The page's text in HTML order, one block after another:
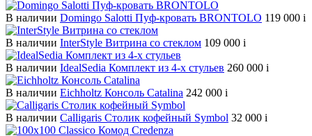
В наличии Domingo Salotti Пуф-кровать BRONTOLO 119 000 i
В наличии InterStyle Витрина со стеклом 109 000 i
В наличии IdealSedia Комплект из 4-х стульев 260 000 i
В наличии Eichholtz Консоль Catalina 242 000 i
В наличии Calligaris Столик кофейный Symbol 32 000 i